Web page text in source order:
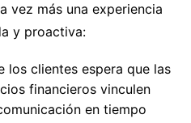
vez más una experiencia
y proactiva:
los clientes espera que las
financieros vinculen
en tiempo